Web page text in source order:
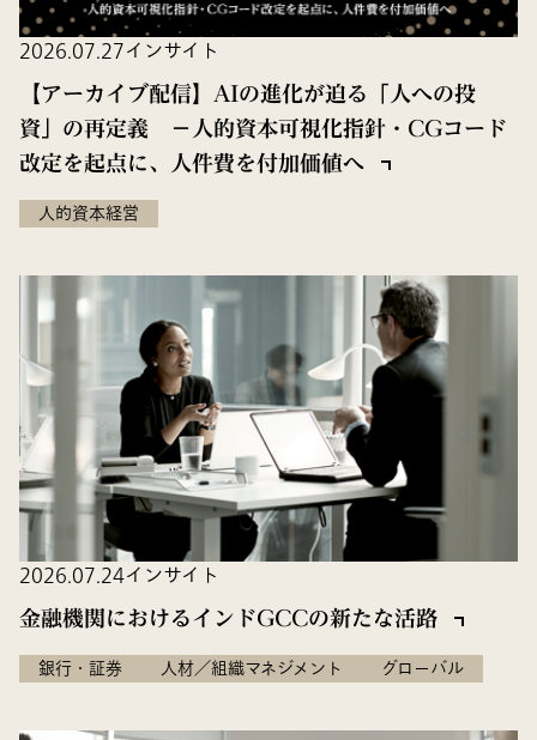
2026.07.27インサイト
【アーカイブ配信】AIの進化が迫る「人への投
資」の再定義 －人的資本可視化指針・CGコード
改定を起点に、人件費を付加価値へ
人的資本経営
2026.07.24インサイト
金融機関におけるインドGCCの新たな活路
銀行・証券 人材／組織マネジメント グローバル